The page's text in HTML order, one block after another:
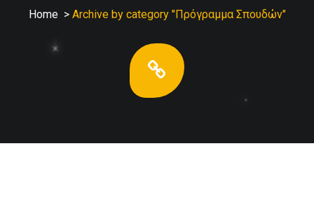
Home> Archive by category "Πρόγραμμα Σπουδών"